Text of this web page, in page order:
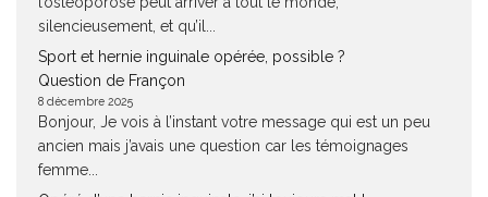
silencieusement, et qu’il...
Sport et hernie inguinale opérée, possible ?
Question de Françon
8 décembre 2025
Bonjour, Je vois à l’instant votre message qui est un peu
ancien mais j’avais une question car les témoignages
femme...